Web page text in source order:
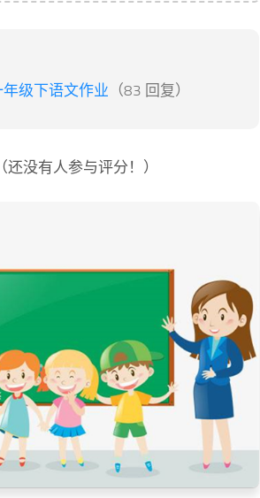
级下语文作业 （83 回复）
还没有人参与评分！）